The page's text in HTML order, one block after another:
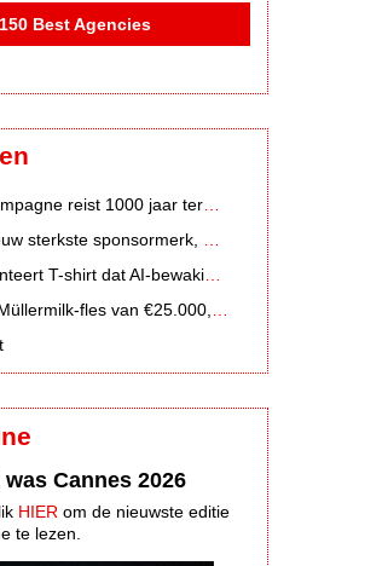
Best Agencies
Cannes 2026
HIER om de nieuwste editie
te lezen.